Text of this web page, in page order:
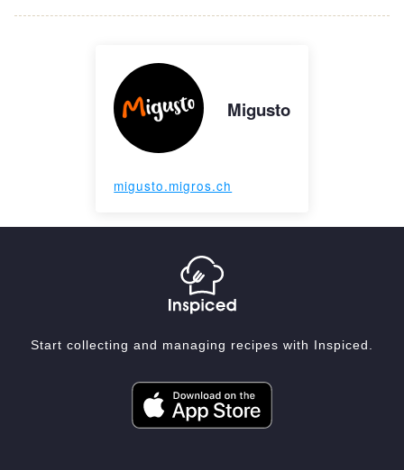
Migusto
migusto.migros.ch
Start collecting and managing recipes with Inspiced.